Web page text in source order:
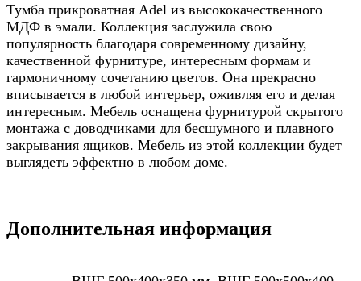
Тумба прикроватная Adel из высококачественного
МДФ в эмали. Коллекция заслужила свою
популярность благодаря современному дизайну,
качественной фурнитуре, интересным формам и
гармоничному сочетанию цветов. Она прекрасно
вписывается в любой интерьер, оживляя его и делая
интересным. Мебель оснащена фурнитурой скрытого
монтажа с доводчиками для бесшумного и плавного
закрывания ящиков. Мебель из этой коллекции будет
выглядеть эффектно в любом доме.
Дополнительная информация